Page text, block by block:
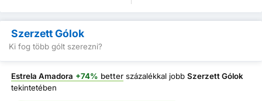
Szerzett Gólok
Ki fog több gólt szerezni?
Estrela Amadora +74% better százalékkal jobb Szerzett Gólok
tekintetében